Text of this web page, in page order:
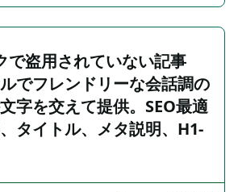
で盗用されていない記事
でフレンドリーな会話調の
字を交えて提供。SEO最適
タイトル、メタ説明、H1-